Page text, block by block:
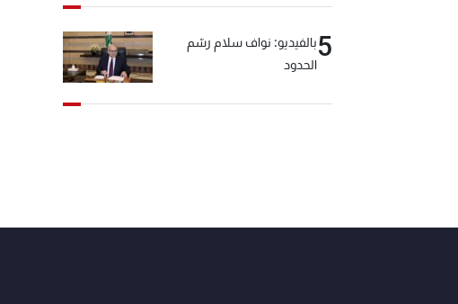
5بالفيديو: نواف سلام رسّم
الحدود